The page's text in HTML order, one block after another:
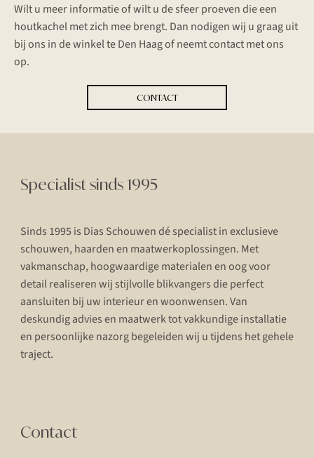
Wilt u meer informatie of wilt u de sfeer proeven die een
houtkachel met zich mee brengt. Dan nodigen wij u graag uit
bij ons in de winkel te Den Haag of neemt contact met ons
op.
CONTACT
Specialist sinds 1995
Sinds 1995 is Dias Schouwen dé specialist in exclusieve
schouwen, haarden en maatwerkoplossingen. Met
vakmanschap, hoogwaardige materialen en oog voor
detail realiseren wij stijlvolle blikvangers die perfect
aansluiten bij uw interieur en woonwensen. Van
deskundig advies en maatwerk tot vakkundige installatie
en persoonlijke nazorg begeleiden wij u tijdens het gehele
traject.
Contact